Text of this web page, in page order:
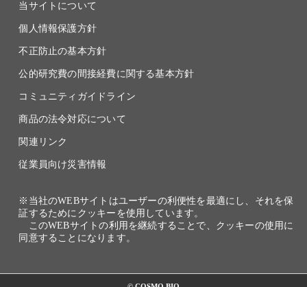
当サイトについて
個人情報保護方針
不正防止の基本方針
公的研究費の間接経費に関する基本方針
コミュニティガイドライン
商品の法令対応について
関連リンク
従業員向け災害情報
※当社のWEBサイトはユーザーの利便性を最適にし、それを保
証するためにクッキーを使用しています。
このWEBサイトの利用を継続することで、クッキーの使用に
同意することになります。